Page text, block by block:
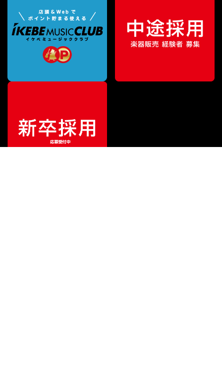
販売価格¥907,500 （税込）